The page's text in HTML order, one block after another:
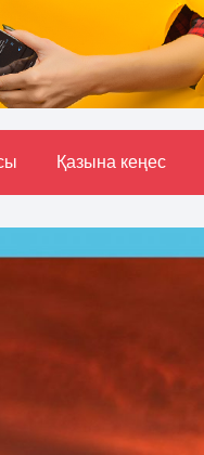
Қазына кеңес